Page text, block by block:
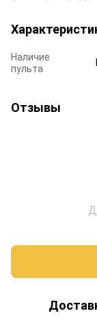
Наличие
пульта
Отзывы